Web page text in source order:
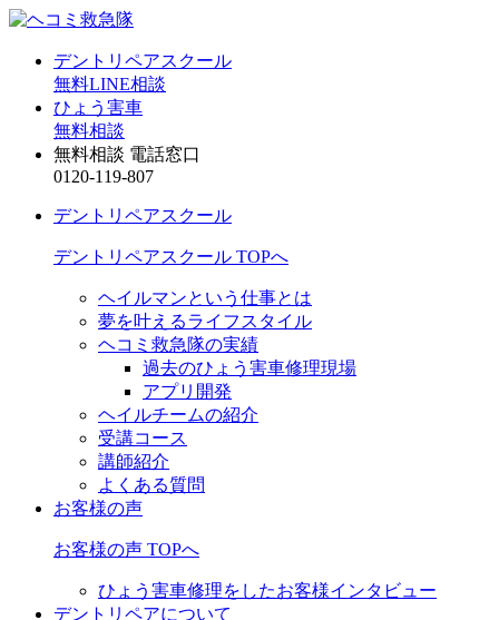
デントリペアスクール
無料LINE相談
ひょう害車
無料相談
無料相談 電話窓口
0120-119-807
デントリペアスクール
デントリペアスクール TOPへ
ヘイルマンという仕事とは
夢を叶えるライフスタイル
ヘコミ救急隊の実績
過去のひょう害車修理現場
アプリ開発
ヘイルチームの紹介
受講コース
講師紹介
よくある質問
お客様の声
お客様の声 TOPへ
ひょう害車修理をしたお客様インタビュー
デントリペアについて